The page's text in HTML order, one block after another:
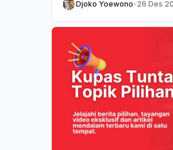
Djoko Yoewono•26 Des